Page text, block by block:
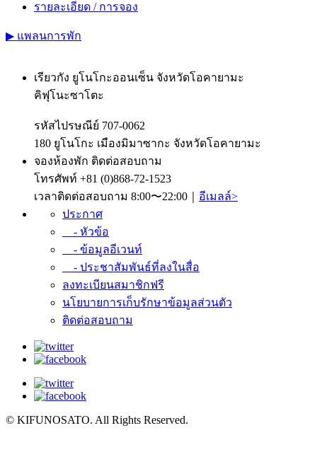
รายละเอียด / การจอง
▶ แพลนการพัก
เรียวกัง ยูโนโกะออนเซ็น จังหวัดโอคายามะ
คิฟุโนะซาโตะ
รหัสไปรษณีย์ 707-0062
180 ยูโนโกะ เมืองมิมาซากะ จังหวัดโอคายามะ
จองห้องพัก ติดต่อสอบถาม
โทรศัพท์ +81 (0)868-72-1523
เวลาติดต่อสอบถาม 8:00〜22:00｜ อีเมลล์>
ประกาศ
- หัวข้อ
- ข้อมูลอีเวนท์
- ประชาสัมพันธ์ที่ลงในสื่อ
ลงทะเบียนสมาชิกฟรี
นโยบายการเก็บรักษาข้อมูลส่วนตัว
ติดต่อสอบถาม
© KIFUNOSATO. All Rights Reserved.